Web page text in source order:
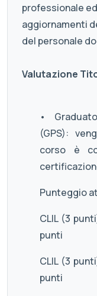
professionale
aggiornamenti
del personale
Valutazione
•
(GPS):
corso è
Punteggio
CLIL (3
punti
CLIL (3
punti